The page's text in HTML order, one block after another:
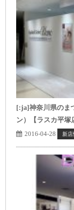
[:ja]神奈川県のま
ン）【ラスカ平塚
2016-04-28
新店